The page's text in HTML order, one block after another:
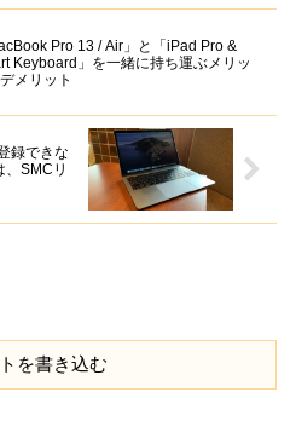
Pro 13 / Air」と「iPad Pro &
Keyboard」を一緒に持ち運ぶメリッ
メリット
録できな
SMCリ
を書き込む